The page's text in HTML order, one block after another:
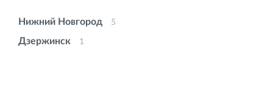
Нижний Новгород 5
Дзержинск 1